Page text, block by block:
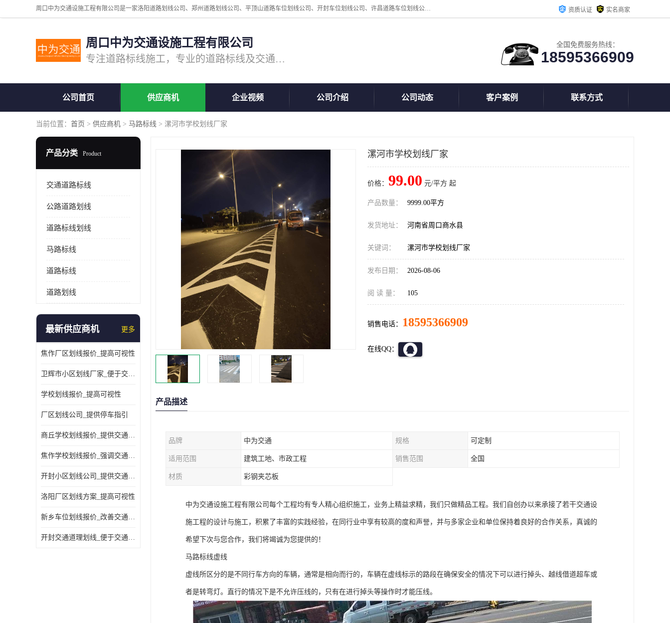
周口中为交通设施工程有限公司是一家洛阳道路划线公司、郑州道路划线公司、平顶山道路车位划线公司、开封车位划线公司、许昌道路车位划线公司、漯河道路车位划线公司，公司始终坚持“诚信、匠心、专注”的宗旨；我们的经营理念是：的服务。 资质认证 实名商家
周口中为交通设施工程有限公司
专注道路标线施工，专业的道路标线及交通设施施工服务商!
全国免费服务热线：
18595366909
公司首页 供应商机 企业视频 公司介绍 公司动态 客户案例 联系方式
当前位置： 首页 > 供应商机 > 马路标线 > 漯河市学校划线厂家
产品分类 Product
交通道路标线
公路道路划线
道路标线划线
马路标线
道路标线
道路划线
最新供应商机 更多
焦作厂区划线报价_提高可视性
卫辉市小区划线厂家_便于交通管理
学校划线报价_提高可视性
厂区划线公司_提供停车指引
商丘学校划线报价_提供交通信息
焦作学校划线报价_强调交通规则
开封小区划线公司_提供交通信息
洛阳厂区划线方案_提高可视性
新乡车位划线报价_改善交通效率
开封交通道理划线_便于交通管理
漯河市学校划线厂家
价格： 99.00 元/平方 起
产品数量： 9999.00平方
发货地址： 河南省周口商水县
关键词： 漯河市学校划线厂家
发布日期： 2026-08-06
阅 读 量： 105
销售电话： 18595366909
在线QQ：
产品描述
品牌 中为交通 规格 可定制
适用范围 建筑工地、市政工程 销售范围 全国
材质 彩钢夹芯板
中为交通设施工程有限公司每个工程均有专人精心组织施工，业务上精益求精，我们只做精品工程。我们自创办以来承接了若干交通设
施工程的设计与施工，积累了丰富的实践经验，在同行业中享有较高的度和声誉，并与多家企业和单位保持着良好的合作关系，真诚的
希望下次与您合作，我们将竭诚为您提供的！
马路标线虚线
虚线所区分的是不同行车方向的车辆，通常是相向而行的，车辆在虚线标示的路段在确保安全的情况下可以进行掉头、越线借道超车或
者是转弯灯。直行的情况下是不允许压线的，只有在进行掉头等操作时才能压线。